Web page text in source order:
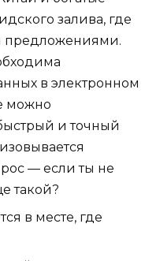
залива, где
предложениями.
в электронном
можно
и точный
— если ты не
такой?
в месте, где